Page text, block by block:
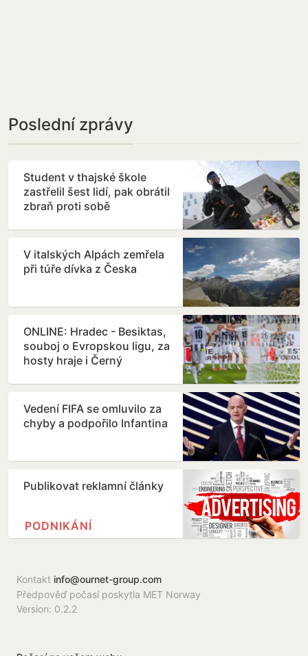
Poslední zprávy
Student v thajské škole
zastřelil šest lidí, pak obrátil
zbraň proti sobě
V italských Alpách zemřela
při túře dívka z Česka
ONLINE: Hradec - Besiktas,
souboj o Evropskou ligu, za
hosty hraje i Černý
Vedení FIFA se omluvilo za
chyby a podpořilo Infantina
Publikovat reklamní články
PODNIKÁNÍ
Kontakt info@ournet-group.com
Předpověď počasí poskytla MET Norway
Version: 0.2.2